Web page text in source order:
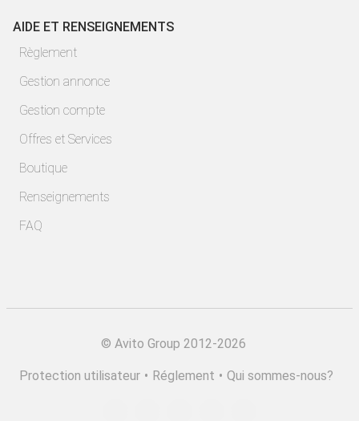
AIDE ET RENSEIGNEMENTS
Règlement
Gestion annonce
Gestion compte
Offres et Services
Boutique
Renseignements
FAQ
© Avito Group 2012-2026
Protection utilisateur • Réglement • Qui sommes-nous?